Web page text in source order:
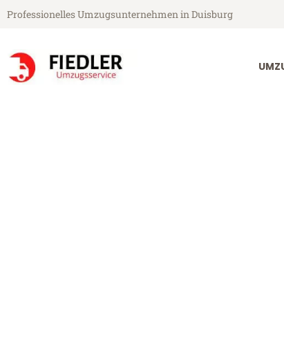
Professionelles Umzugsunternehmen in Duisburg